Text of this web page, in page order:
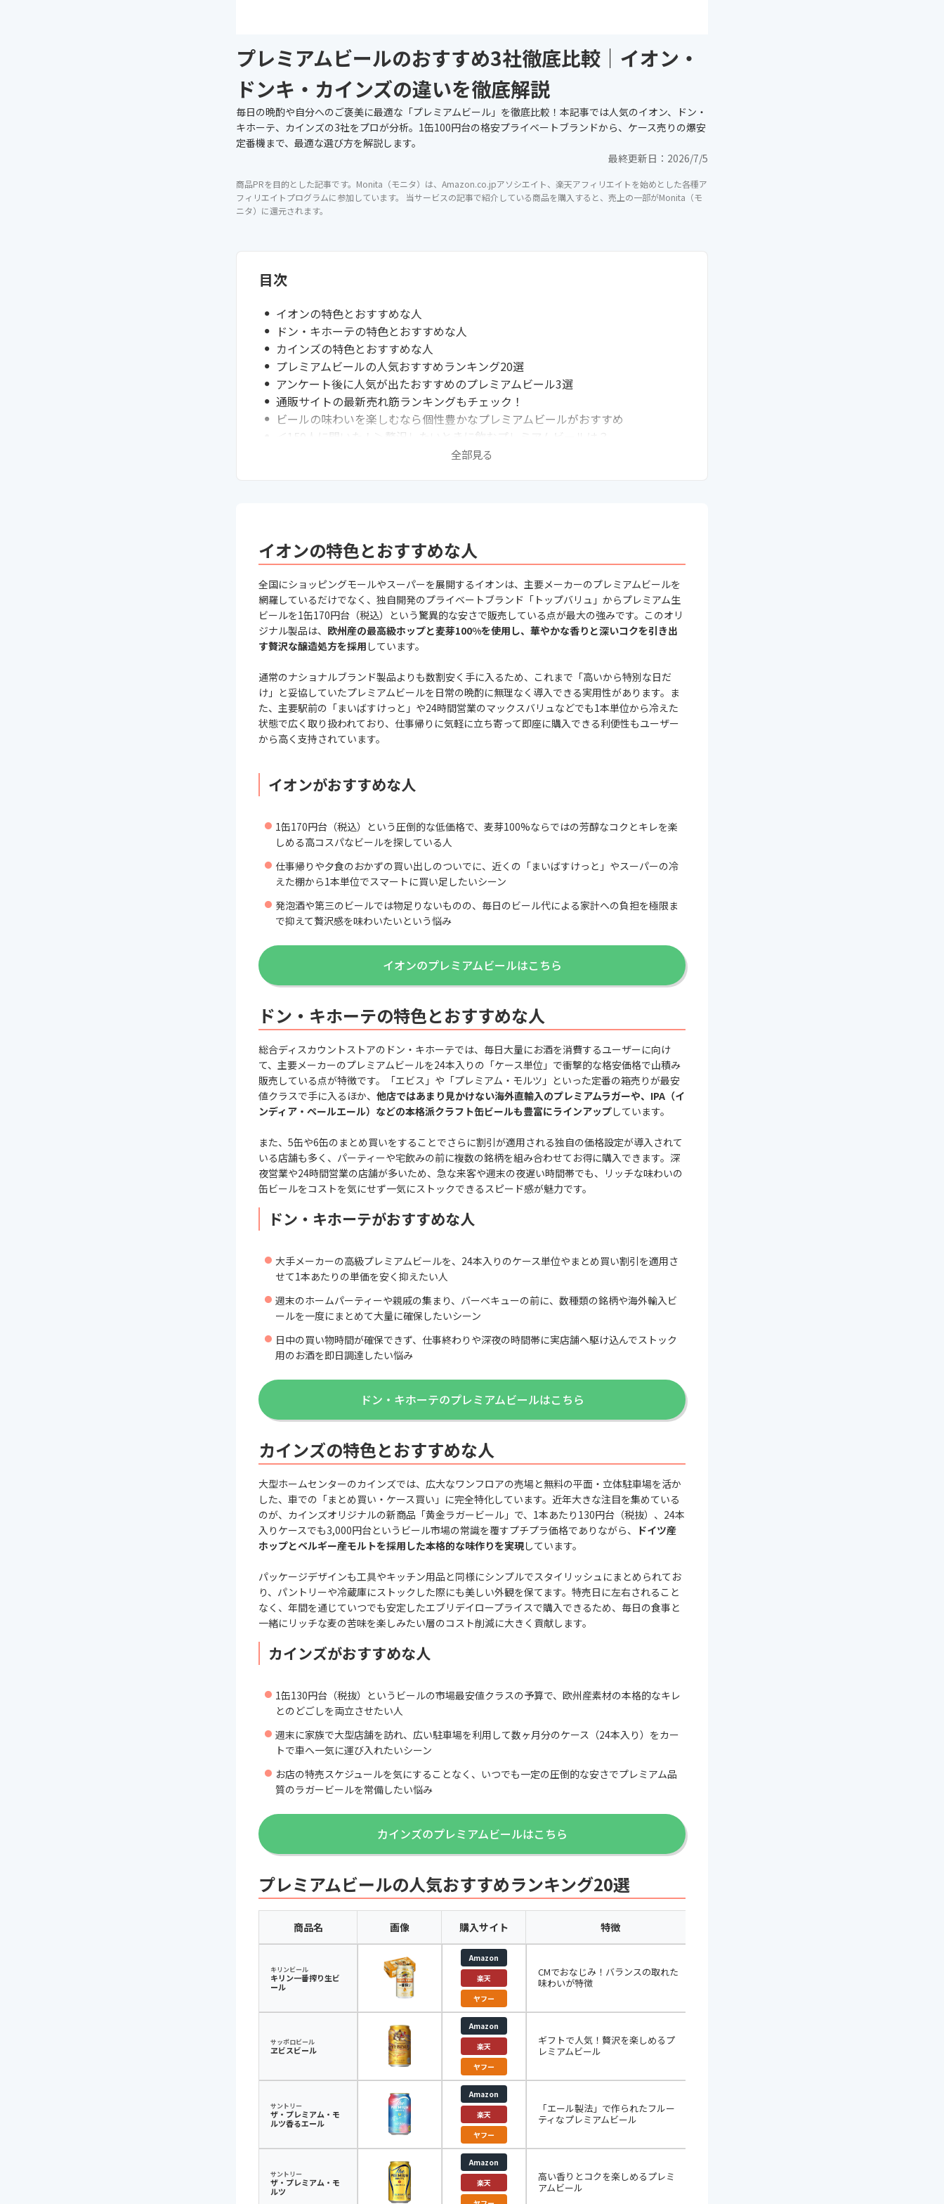
プレミアムビールのおすすめ3社徹底比較｜イオン・
ドンキ・カインズの違いを徹底解説
毎日の晩酌や自分へのご褒美に最適な「プレミアムビール」を徹底比較！本記事では人気のイオン、ドン・
キホーテ、カインズの3社をプロが分析。1缶100円台の格安プライベートブランドから、ケース売りの爆安
定番機まで、最適な選び方を解説します。
最終更新日： 2026/7/5
商品PRを目的とした記事です。Monita（モニタ）は、Amazon.co.jpアソシエイト、楽天アフィリエイトを始めとした各種ア
フィリエイトプログラムに参加しています。 当サービスの記事で紹介している商品を購入すると、売上の一部がMonita（モ
ニタ）に還元されます。
目次
イオンの特色とおすすめな人
ドン・キホーテの特色とおすすめな人
カインズの特色とおすすめな人
プレミアムビールの人気おすすめランキング20選
アンケート後に人気が出たおすすめのプレミアムビール3選
通販サイトの最新売れ筋ランキングもチェック！
ビールの味わいを楽しむなら個性豊かなプレミアムビールがおすすめ
＜150人に聞いた！＞贅沢したいときに飲むプレミアムビールは？
＜150人に聞いた！＞美味しいプレミアムビールを選ぶポイント
もっと日本のビールを美味しく飲むためのコツ
ビール通なら知っておきたい！ビールの基礎知識
まとめ
全部見る
イオンの特色とおすすめな人
全国にショッピングモールやスーパーを展開するイオンは、主要メーカーのプレミアムビールを
網羅しているだけでなく、独自開発のプライベートブランド「トップバリュ」からプレミアム生
ビールを1缶170円台（税込）という驚異的な安さで販売している点が最大の強みです。このオリ
ジナル製品は、 欧州産の最高級ホップと麦芽100%を使用し、華やかな香りと深いコクを引き出
す贅沢な醸造処方を採用 しています。
通常のナショナルブランド製品よりも数割安く手に入るため、これまで「高いから特別な日だ
け」と妥協していたプレミアムビールを日常の晩酌に無理なく導入できる実用性があります。ま
た、主要駅前の「まいばすけっと」や24時間営業のマックスバリュなどでも1本単位から冷えた
状態で広く取り扱われており、仕事帰りに気軽に立ち寄って即座に購入できる利便性もユーザー
から高く支持されています。
イオンがおすすめな人
1缶170円台（税込）という圧倒的な低価格で、麦芽100%ならではの芳醇なコクとキレを楽
しめる高コスパなビールを探している人
仕事帰りや夕食のおかずの買い出しのついでに、近くの「まいばすけっと」やスーパーの冷
えた棚から1本単位でスマートに買い足したいシーン
発泡酒や第三のビールでは物足りないものの、毎日のビール代による家計への負担を極限ま
で抑えて贅沢感を味わいたいという悩み
イオンのプレミアムビールはこちら
ドン・キホーテの特色とおすすめな人
総合ディスカウントストアのドン・キホーテでは、毎日大量にお酒を消費するユーザーに向け
て、主要メーカーのプレミアムビールを24本入りの「ケース単位」で衝撃的な格安価格で山積み
販売している点が特徴です。「エビス」や「プレミアム・モルツ」といった定番の箱売りが最安
値クラスで手に入るほか、 他店ではあまり見かけない海外直輸入のプレミアムラガーや、IPA（イ
ンディア・ペールエール）などの本格派クラフト缶ビールも豊富にラインアップしています。
また、5缶や6缶のまとめ買いをすることでさらに割引が適用される独自の価格設定が導入されて
いる店舗も多く、パーティーや宅飲みの前に複数の銘柄を組み合わせてお得に購入できます。深
夜営業や24時間営業の店舗が多いため、急な来客や週末の夜遅い時間帯でも、リッチな味わいの
缶ビールをコストを気にせず一気にストックできるスピード感が魅力です。
ドン・キホーテがおすすめな人
大手メーカーの高級プレミアムビールを、24本入りのケース単位やまとめ買い割引を適用さ
せて1本あたりの単価を安く抑えたい人
週末のホームパーティーや親戚の集まり、バーベキューの前に、数種類の銘柄や海外輸入ビ
ールを一度にまとめて大量に確保したいシーン
日中の買い物時間が確保できず、仕事終わりや深夜の時間帯に実店舗へ駆け込んでストック
用のお酒を即日調達したい悩み
ドン・キホーテのプレミアムビールはこちら
カインズの特色とおすすめな人
大型ホームセンターのカインズでは、広大なワンフロアの売場と無料の平面・立体駐車場を活か
した、車での「まとめ買い・ケース買い」に完全特化しています。近年大きな注目を集めている
のが、カインズオリジナルの新商品「黄金ラガービール」で、1本あたり130円台（税抜）、24本
入りケースでも3,000円台というビール市場の常識を覆すプチプラ価格でありながら、 ドイツ産
ホップとベルギー産モルトを採用した本格的な味作りを実現しています。
パッケージデザインも工具やキッチン用品と同様にシンプルでスタイリッシュにまとめられてお
り、パントリーや冷蔵庫にストックした際にも美しい外観を保てます。特売日に左右されること
なく、年間を通じていつでも安定したエブリデイロープライスで購入できるため、毎日の食事と
一緒にリッチな麦の苦味を楽しみたい層のコスト削減に大きく貢献します。
カインズがおすすめな人
1缶130円台（税抜）というビールの市場最安値クラスの予算で、欧州産素材の本格的なキレ
とのどごしを両立させたい人
週末に家族で大型店舗を訪れ、広い駐車場を利用して数ヶ月分のケース（24本入り）をカー
トで車へ一気に運び入れたいシーン
お店の特売スケジュールを気にすることなく、いつでも一定の圧倒的な安さでプレミアム品
質のラガービールを常備したい悩み
カインズのプレミアムビールはこちら
プレミアムビールの人気おすすめランキング20選
商品名 画像 購入サイト 特徴
キリンビール
キリン一番搾り生ビ
ール
Amazon
楽天
ヤフー
CMでおなじみ！バランスの取れた
味わいが特徴
サッポロビール
ヱビスビール
Amazon
楽天
ヤフー
ギフトで人気！贅沢を楽しめるプ
レミアムビール
サントリー
ザ・プレミアム・モ
ルツ香るエール
Amazon
楽天
ヤフー
「エール製法」で作られたフルー
ティなプレミアムビール
サントリー
ザ・プレミアム・モ
ルツ
Amazon
楽天
高い香りとコクを楽しめるプレミ
アムビール